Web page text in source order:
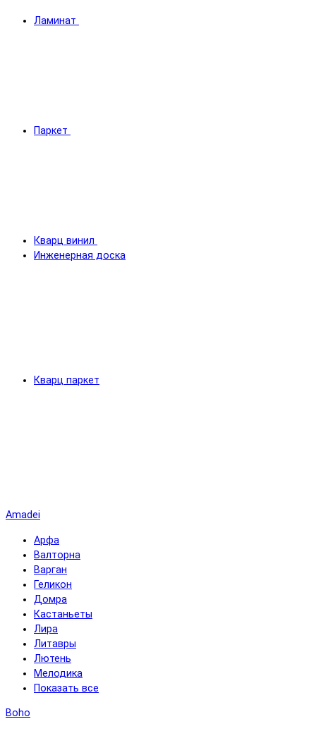
Ламинат
Паркет
Кварц винил
Инженерная доска
Кварц паркет
Amadei
Арфа
Валторна
Варган
Геликон
Домра
Кастаньеты
Лира
Литавры
Лютень
Мелодика
Показать все
Boho